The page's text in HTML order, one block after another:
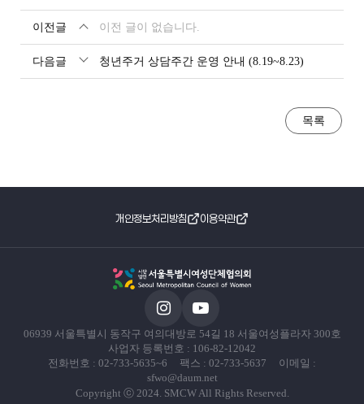
이전글 이전 글이 없습니다.
다음글 청년주거 상담주간 운영 안내 (8.19~8.23)
목록
개인정보처리방침 이용약관
06939 서울특별시 동작구 여의대방로 54길 18 서울여성플라자 300호
사업자 등록번호 : 106-82-12042
전화번호 : 02-733-5635~6 팩스 : 02-733-5637 이메일 :
sfwo@daum.net
Copyright ⓒ 2024. SMCW All Rights Reserved.